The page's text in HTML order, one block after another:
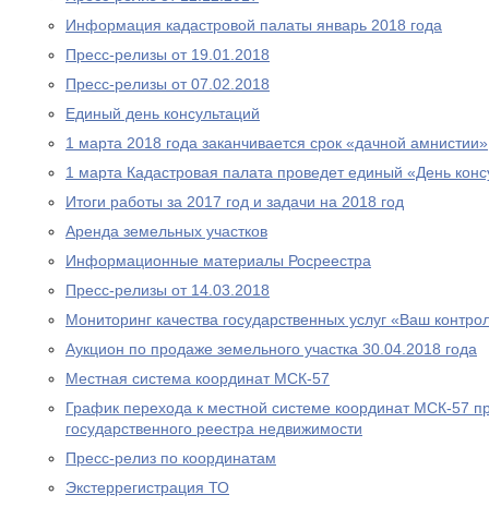
Информация кадастровой палаты январь 2018 года
Пресс-релизы от 19.01.2018
Пресс-релизы от 07.02.2018
Единый день консультаций
1 марта 2018 года заканчивается срок «дачной амнистии»
1 марта Кадастровая палата проведет единый «День
Итоги работы за 2017 год и задачи на 2018 год
Аренда земельных участков
Информационные материалы Росреестра
Пресс-релизы от 14.03.2018
Мониторинг качества государственных услуг «Ваш
Аукцион по продаже земельного участка 30.04.2018 года
Местная система координат МСК-57
График перехода к местной системе координат МСК-57
государственного реестра недвижимости
Пресс-релиз по координатам
Экстеррегистрация ТО